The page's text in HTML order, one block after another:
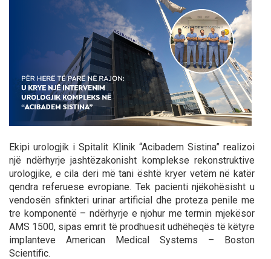
Ekipi urologjik i Spitalit Klinik “Acibadem Sistina” realizoi
një ndërhyrje jashtëzakonisht komplekse rekonstruktive
urologjike, e cila deri më tani është kryer vetëm në katër
qendra referuese evropiane. Tek pacienti njëkohësisht u
vendosën sfinkteri urinar artificial dhe proteza penile me
tre komponentë – ndërhyrje e njohur me termin mjekësor
AMS 1500, sipas emrit të prodhuesit udhëheqës të këtyre
implanteve American Medical Systems – Boston
Scientific.